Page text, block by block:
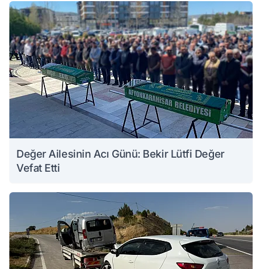
Değer Ailesinin Acı Günü: Bekir Lütfi Değer
Vefat Etti